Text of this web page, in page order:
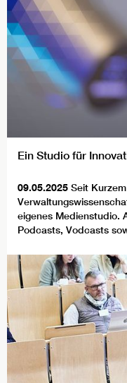
Ein Studio für
09.05.2025 Seit
eigenes Medienstudio.
Podcasts, Vodcasts